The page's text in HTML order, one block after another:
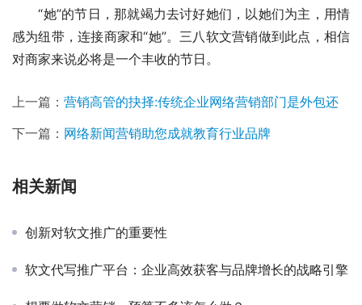
“她”的节日，那就竭力去讨好她们，以她们为主，用情
感为纽带，连接商家和“她”。三八软文营销做到此点，相信
对商家来说必将是一个丰收的节日。
上一篇： 营销高管的抉择:传统企业网络营销部门是外包还
下一篇： 网络新闻营销助您成就教育行业品牌
相关新闻
创新对软文推广的重要性
软文代写推广平台：企业高效获客与品牌增长的战略引擎